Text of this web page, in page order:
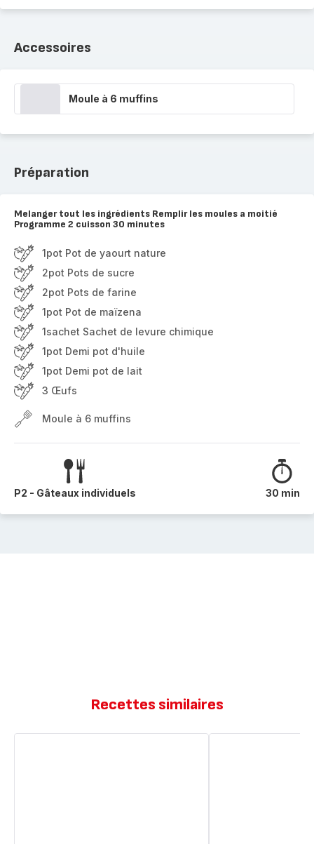
Accessoires
Moule à 6 muffins
Préparation
Melanger tout les ingrédients Remplir les moules a moitié
Programme 2 cuisson 30 minutes
1pot Pot de yaourt nature
2pot Pots de sucre
2pot Pots de farine
1pot Pot de maïzena
1sachet Sachet de levure chimique
1pot Demi pot d'huile
1pot Demi pot de lait
3 Œufs
Moule à 6 muffins
P2 - Gâteaux individuels 30 min
Recettes similaires